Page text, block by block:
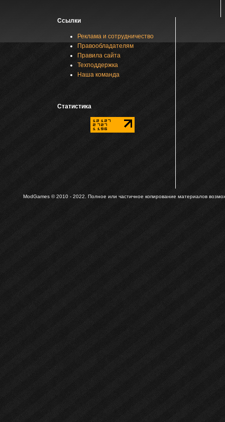
Ссылки
Реклама и сотрудничество
Правообладателям
Правила сайта
Техподдержка
Наша команда
Статистика
ModGames © 2010 - 2022. Полное или частичное копирование материалов